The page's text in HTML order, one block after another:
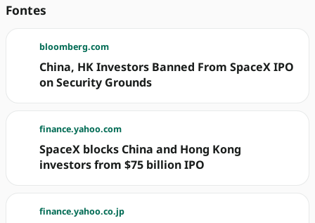
Fontes
bloomberg.com
China, HK Investors Banned From SpaceX IPO
on Security Grounds
finance.yahoo.com
SpaceX blocks China and Hong Kong
investors from $75 billion IPO
finance.yahoo.co.jp